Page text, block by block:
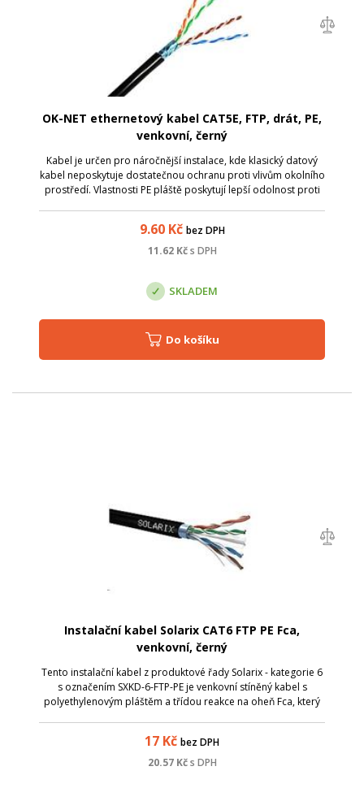
OK-NET ethernetový kabel CAT5E, FTP, drát, PE,
venkovní, černý
Kabel je určen pro náročnější instalace, kde klasický datový
kabel neposkytuje dostatečnou ochranu proti vlivům okolního
prostředí. Vlastnosti PE pláště poskytují lepší odolnost proti
9.60Kč bez DPH
11.62Kč s DPH
SKLADEM
Do košíku
Instalační kabel Solarix CAT6 FTP PE Fca,
venkovní, černý
Tento instalační kabel z produktové řady Solarix - kategorie 6
s označením SXKD-6-FTP-PE je venkovní stíněný kabel s
polyethylenovým pláštěm a třídou reakce na oheň Fca, který
17 Kč bez DPH
20.57Kč s DPH